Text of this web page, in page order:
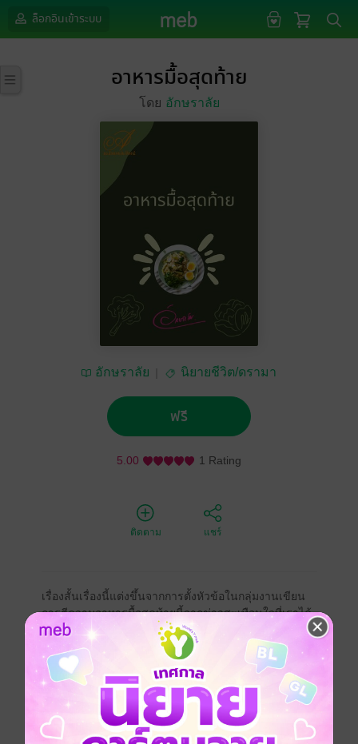
ล็อกอินเข้าระบบ
อาหารมื้อสุดท้าย
โดย อักษราลัย
อักษราลัย นิยายชีวิต/ดรามา
ฟรี
5.00 1 Rating
ติดตาม แชร์
เรื่องสั้นเรื่องนี้แต่งขึ้นจากการตั้งหัวข้อในกลุ่มงานเขียน
การตีความอาหารมื้อสุดท้ายนี้จากข่าวสะเทือนใจที่เราได้
พบกันอยู่บ่อยในทุกเมื่อเชื่อวัน ซึ่งบางครั้งความจริงนั้่นก็
เจ็บปวดเกินกว่าจะยอมรับ และที่มาของการกระทำบาง
อย่างอาจมีมากมาย ที่ประกอบให้ใครสักคนเป็นคนอย่างที่
เป็นอยู่ ขอเชิญอ่านกันค่ะ
อักษราลัย